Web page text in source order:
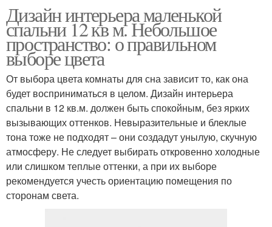
Дизайн интерьера маленькой
спальни 12 кв м. Небольшое
пространство: о правильном
выборе цвета
От выбора цвета комнаты для сна зависит то, как она
будет восприниматься в целом. Дизайн интерьера
спальни в 12 кв.м. должен быть спокойным, без ярких
вызывающих оттенков. Невыразительные и блеклые
тона тоже не подходят – они создадут унылую, скучную
атмосферу. Не следует выбирать откровенно холодные
или слишком теплые оттенки, а при их выборе
рекомендуется учесть ориентацию помещения по
сторонам света.